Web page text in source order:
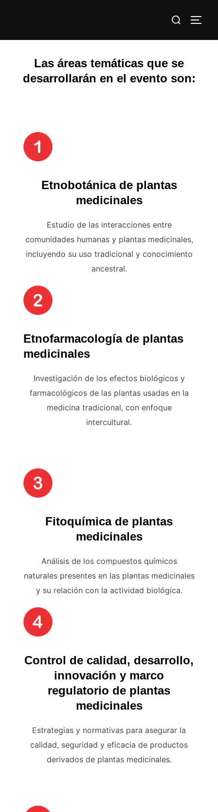
Buscar:
Las áreas temáticas que se
desarrollarán en el evento son:
Etnobotánica de plantas
medicinales
Estudio de las interacciones entre
comunidades humanas y plantas medicinales,
incluyendo su uso tradicional y conocimiento
ancestral.
Etnofarmacología de plantas
medicinales
Investigación de los efectos biológicos y
farmacológicos de las plantas usadas en la
medicina tradicional, con enfoque
intercultural.
Fitoquímica de plantas
medicinales
Análisis de los compuestos químicos
naturales presentes en las plantas medicinales
y su relación con la actividad biológica.
Control de calidad, desarrollo,
innovación y marco
regulatorio de plantas
medicinales
Estrategias y normativas para asegurar la
calidad, seguridad y eficacia de productos
derivados de plantas medicinales.